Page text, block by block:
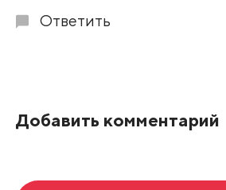
Ответить
Добавить комментарий